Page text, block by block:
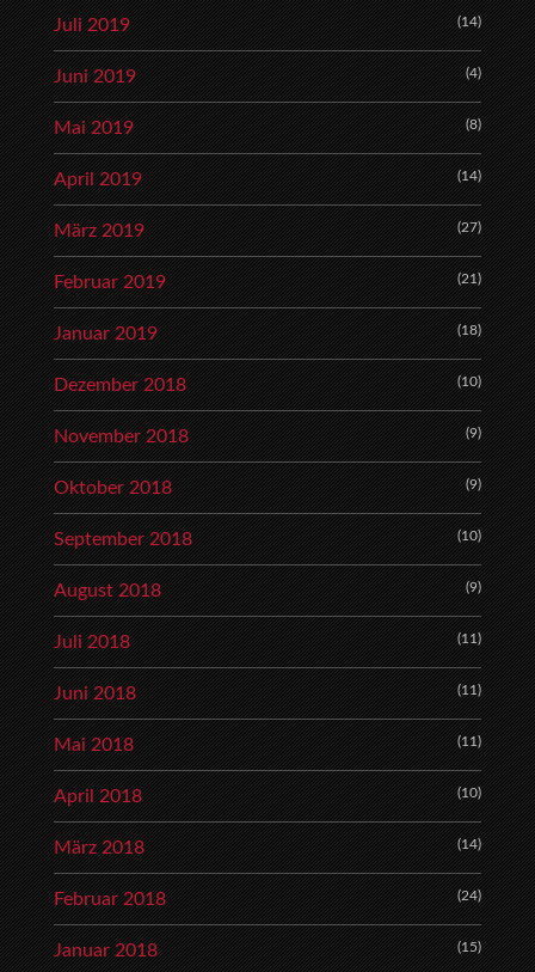
Juli 2019 (14)
Juni 2019 (4)
Mai 2019 (8)
April 2019 (14)
März 2019 (27)
Februar 2019 (21)
Januar 2019 (18)
Dezember 2018 (10)
November 2018 (9)
Oktober 2018 (9)
September 2018 (10)
August 2018 (9)
Juli 2018 (11)
Juni 2018 (11)
Mai 2018 (11)
April 2018 (10)
März 2018 (14)
Februar 2018 (24)
Januar 2018 (15)